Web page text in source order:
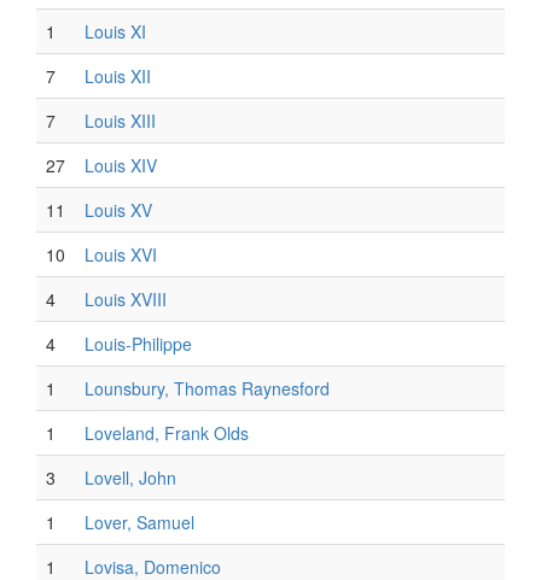
1
Louis XI
7
Louis XII
7
Louis XIII
27
Louis XIV
11
Louis XV
10
Louis XVI
4
Louis XVIII
4
Louis-Philippe
1
Lounsbury, Thomas Raynesford
1
Loveland, Frank Olds
3
Lovell, John
1
Lover, Samuel
1
Lovisa, Domenico